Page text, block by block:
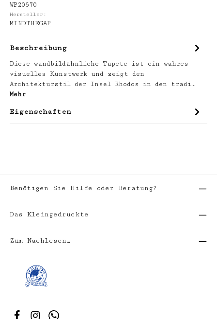
WP20570
Hersteller:
MINDTHEGAP
Beschreibung
Diese wandbildähnliche Tapete ist ein wahres
visuelles Kunstwerk und zeigt den
Architekturstil der Insel Rhodos in den tradi…
Mehr
Eigenschaften
Benötigen Sie Hilfe oder Beratung?
Das Kleingedruckte
Zum Nachlesen…